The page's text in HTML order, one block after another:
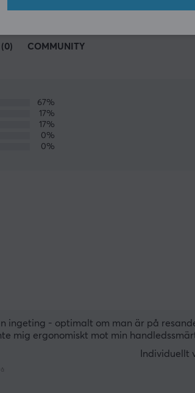
(0) COMMUNITY
67%
17%
17%
0%
0%
ingeting - optimalt om man är på
mig ergonomiskt mot min
Individuellt